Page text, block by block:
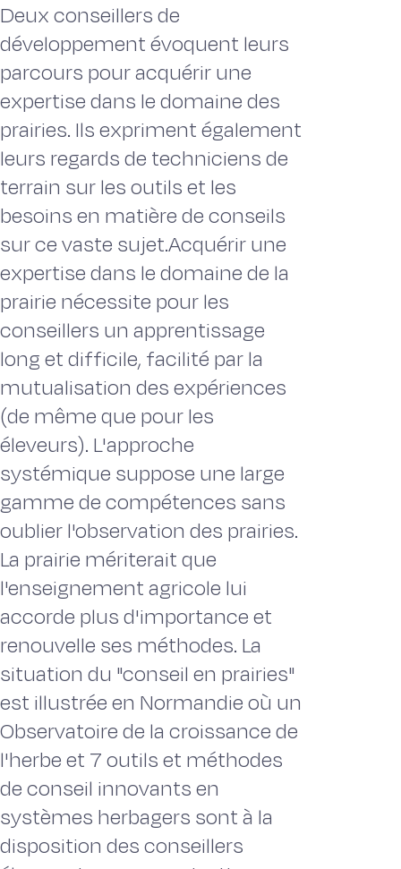
Deux conseillers de
développement évoquent leurs
parcours pour acquérir une
expertise dans le domaine des
prairies. Ils expriment également
leurs regards de techniciens de
terrain sur les outils et les
besoins en matière de conseils
sur ce vaste sujet.Acquérir une
expertise dans le domaine de la
prairie nécessite pour les
conseillers un apprentissage
long et difficile, facilité par la
mutualisation des expériences
(de même que pour les
éleveurs). L'approche
systémique suppose une large
gamme de compétences sans
oublier l'observation des prairies.
La prairie mériterait que
l'enseignement agricole lui
accorde plus d'importance et
renouvelle ses méthodes. La
situation du "conseil en prairies"
est illustrée en Normandie où un
Observatoire de la croissance de
l'herbe et 7 outils et méthodes
de conseil innovants en
systèmes herbagers sont à la
disposition des conseillers